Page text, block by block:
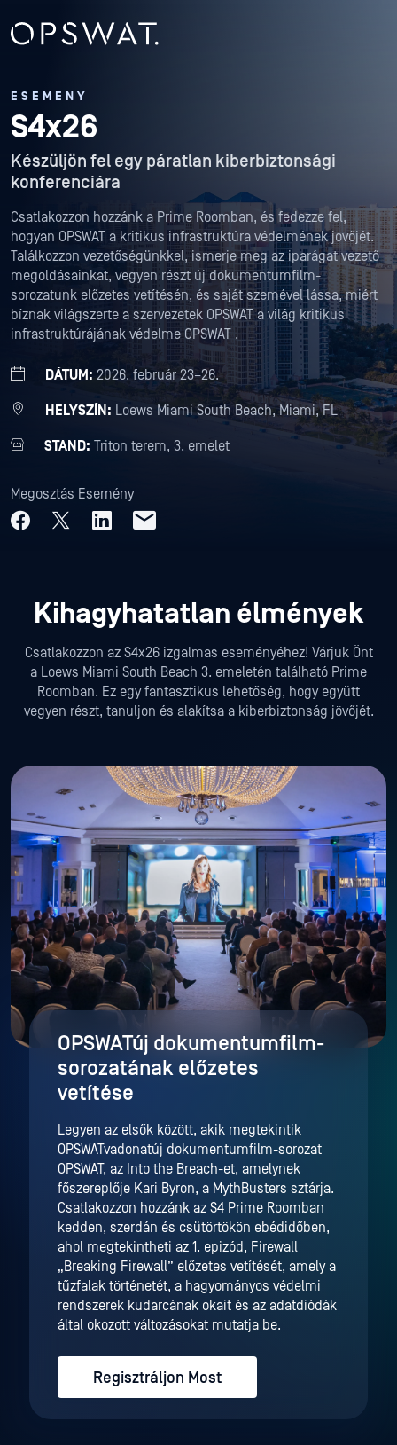
ESEMÉNY
S4x26
Készüljön fel egy páratlan kiberbiztonsági
konferenciára
Csatlakozzon hozzánk a Prime Roomban, és fedezze fel,
hogyan OPSWAT a kritikus infrastruktúra védelmének jövőjét.
Találkozzon vezetőségünkkel, ismerje meg az iparágat vezető
megoldásainkat, vegyen részt új dokumentumfilm-
sorozatunk előzetes vetítésén, és saját szemével lássa, miért
bíznak világszerte a szervezetek OPSWAT a világ kritikus
infrastruktúrájának védelme OPSWAT .
DÁTUM: 2026. február 23–26.
HELYSZÍN: Loews Miami South Beach, Miami, FL
STAND: Triton terem, 3. emelet
Megosztás Esemény
Kihagyhatatlan élmények
Csatlakozzon az S4x26 izgalmas eseményéhez! Várjuk Önt
a Loews Miami South Beach 3. emeletén található Prime
Roomban. Ez egy fantasztikus lehetőség, hogy együtt
vegyen részt, tanuljon és alakítsa a kiberbiztonság jövőjét.
OPSWATúj dokumentumfilm-
sorozatának előzetes
vetítése
Legyen az elsők között, akik megtekintik
OPSWATvadonatúj dokumentumfilm-sorozat
OPSWAT, az Into the Breach-et, amelynek
főszereplője Kari Byron, a MythBusters sztárja.
Csatlakozzon hozzánk az S4 Prime Roomban
kedden, szerdán és csütörtökön ebédidőben,
ahol megtekintheti az 1. epizód, Firewall
„Breaking Firewall” előzetes vetítését, amely a
tűzfalak történetét, a hagyományos védelmi
rendszerek kudarcának okait és az adatdiódák
által okozott változásokat mutatja be.
Regisztráljon Most